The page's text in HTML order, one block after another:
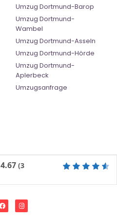
Umzug Dortmund-Barop
Umzug Dortmund-
Wambel
Umzug Dortmund-Asseln
Umzug Dortmund-Hörde
Umzug Dortmund-
Aplerbeck
Umzugsanfrage
4.67 (3